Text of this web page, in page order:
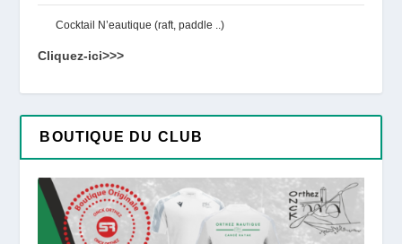
Cocktail N’eautique (raft, paddle ..)
Cliquez-ici>>>
BOUTIQUE DU CLUB